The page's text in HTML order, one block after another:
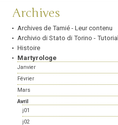
Navigation
Archives
Archives de Tamié - Leur contenu
Archivio di Stato di Torino - Tutorial
Histoire
Martyrologe
Janvier
Février
Mars
Avril
j01
j02